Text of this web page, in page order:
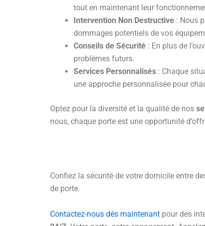
tout en maintenant leur
Intervention Non Destructive : Nous
dommages potentiels de vos
Conseils de Sécurité : En plus de
problèmes futurs.
Services Personnalisés : Chaque
une approche personnalisée pour
Optez pour la diversité et la qualité de nos
nous, chaque porte est une opportunité
Confiez la sécurité de votre domicile entre
de porte.
Contactez-nous dès maintenant pour des